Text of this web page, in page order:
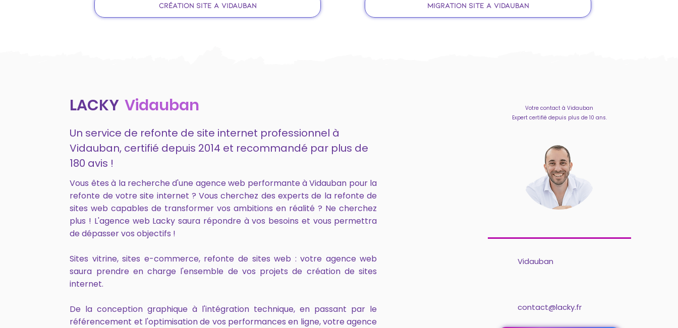
Création site à Vidauban Migration site à Vidauban
LACKY Vidauban
Un service de refonte de site internet professionnel à
Vidauban, certifié depuis 2014 et recommandé par plus de
180 avis !
Vous êtes à la recherche d'une agence web performante à Vidauban pour la
refonte de votre site internet ? Vous cherchez des experts de la refonte de
sites web capables de transformer vos ambitions en réalité ? Ne cherchez
plus ! L'agence web Lacky saura répondre à vos besoins et vous permettra
de dépasser vos objectifs !
Sites vitrine, sites e-commerce, refonte de sites web : votre agence web
saura prendre en charge l'ensemble de vos projets de création de sites
internet.
De la conception graphique à l'intégration technique, en passant par le
référencement et l'optimisation de vos performances en ligne, votre agence
Votre contact à Vidauban
Expert certifié depuis plus de 10 ans.
Vidauban
contact@lacky.fr